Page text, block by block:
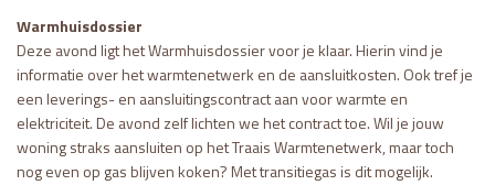
Warmhuisdossier
Deze avond ligt het Warmhuisdossier voor je klaar. Hierin vind je
informatie over het warmtenetwerk en de aansluitkosten. Ook tref je
een leverings- en aansluitingscontract aan voor warmte en
elektriciteit. De avond zelf lichten we het contract toe. Wil je jouw
woning straks aansluiten op het Traais Warmtenetwerk, maar toch
nog even op gas blijven koken? Met transitiegas is dit mogelijk.